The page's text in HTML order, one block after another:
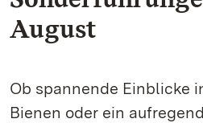
August
Ob spannende Einblicke
Bienen oder ein